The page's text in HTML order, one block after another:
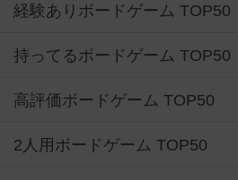
経験ありボードゲーム TOP50
持ってるボードゲーム TOP50
高評価ボードゲーム TOP50
2人用ボードゲーム TOP50